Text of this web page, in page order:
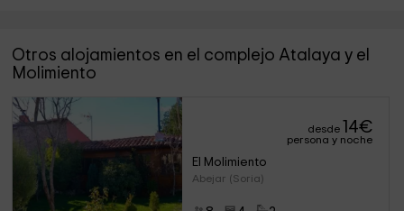
Otros alojamientos en el complejo Atalaya y el
Molimiento
desde 14€
persona y noche
El Molimiento
Abejar (Soria)